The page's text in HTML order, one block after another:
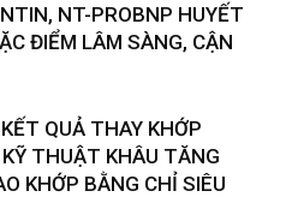
NT-PROBNP HUYẾT
ĐIỂM LÂM SÀNG, CẬN
QUẢ THAY KHỚP
THUẬT KHÂU TĂNG
KHỚP BẰNG CHỈ SIÊU